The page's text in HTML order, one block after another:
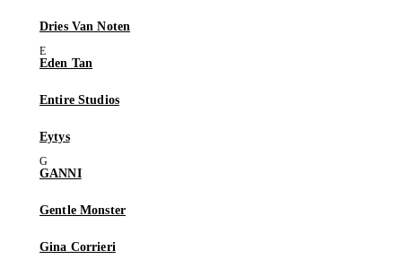
Dries Van Noten
Eden Tan
Entire Studios
Eytys
GANNI
Gentle Monster
Gina Corrieri